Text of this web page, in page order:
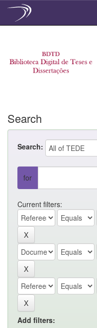
Search
Search:
for
Current filters:
Add filters: